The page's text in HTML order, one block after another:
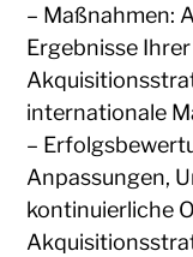
– Maßnahmen:
Ergebnisse
internationale
–
Anpassungen,
kontinuierliche